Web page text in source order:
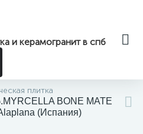
и керамогранит в спб
плитка
BONE MATE
(Испания)